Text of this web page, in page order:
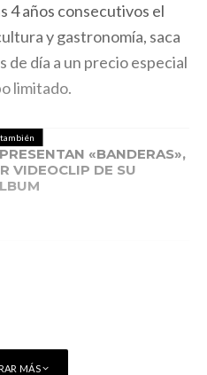
4 años consecutivos el
y gastronomía, saca
de día a un precio especial
limitado.
«BANDERAS»,
VIDEOCLIP DE SU
MÁS